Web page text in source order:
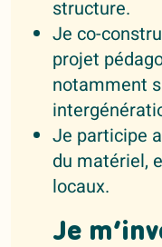
structure.
Je co-
projet
notamment
Je participe
du matériel,
locaux.
Je